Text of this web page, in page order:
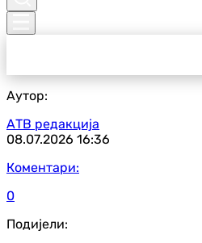
Аутор:
АТВ редакција
08.07.2026 16:36
Коментари:
0
Подијели: